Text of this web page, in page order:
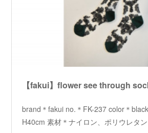
brand＊fakui no.＊FK-237 color＊
H40cm 素材＊ナイロン、ポリウレタ